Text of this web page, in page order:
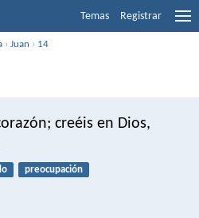
Temas Registrar
›Juan › 14
creéis en Dios,
preocupación